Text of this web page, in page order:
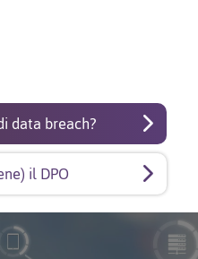
data breach?
il DPO